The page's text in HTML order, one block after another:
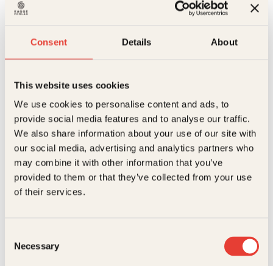
Consent Details About
This website uses cookies
We use cookies to personalise content and ads, to
provide social media features and to analyse our traffic.
We also share information about your use of our site with
our social media, advertising and analytics partners who
may combine it with other information that you’ve
provided to them or that they’ve collected from your use
of their services.
Selection
Necessary
Historiesamleren
Innbundet299kr Kjøp
Artikler Se flere artikler